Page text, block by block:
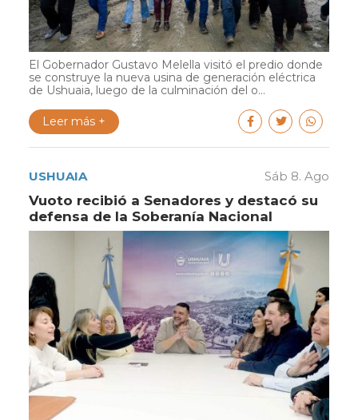
El Gobernador Gustavo Melella visitó el predio donde
se construye la nueva usina de generación eléctrica
de Ushuaia, luego de la culminación del o...
Leer más +
USHUAIA Sáb 8. Ago
Vuoto recibió a Senadores y destacó su
defensa de la Soberanía Nacional